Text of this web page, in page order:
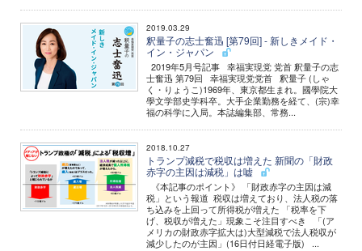
2019.03.29
釈量子の志士奮迅 [第79回] - 新しきメイド・
イン・ジャパン
2019年5月号記事 幸福実現党 党首 釈量子の志
士奮迅 第79回 幸福実現党党首 釈量子 (しゃ
く・りょうこ)1969年、東京都生まれ。國學院大
學文学部史学科卒。大手企業勤務を経て、(宗)幸
福の科学に入局。本誌編集部、常務...
2018.10.27
トランプ減税で税収は増えた 新聞の「財政
赤字の主因は減税」は嘘
《本記事のポイント》 「財政赤字の主因は減
税」という報道 税収は増えており、法人税の落
ち込みを上回って所得税が増えた 「税率を下
げ、税収が増えた」現象こそ注目すべき 「(ア
メリカの財政赤字拡大は)大型減税で法人税収が
減少したのが主因」(16日付日経電子版) ...